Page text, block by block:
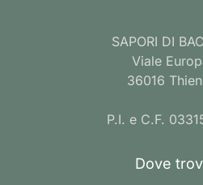
SAPORI DI
Viale
36016
P.I. e C.F.
Dove